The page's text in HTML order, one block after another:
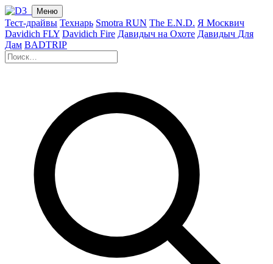
Меню
Тест-драйвы Технарь Smotra RUN The E.N.D. Я Москвич
Davidich FLY Davidich Fire Давидыч на Охоте Давидыч Для
Дам BADTRIP